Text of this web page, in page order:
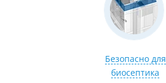
Безопасно для
биосептика